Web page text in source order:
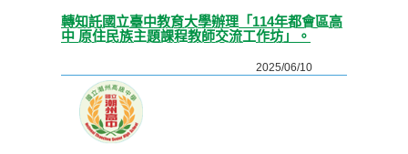
轉知託國立臺中教育大學辦理「114年都會區高
中 原住民族主題課程教師交流工作坊」。
2025/06/10